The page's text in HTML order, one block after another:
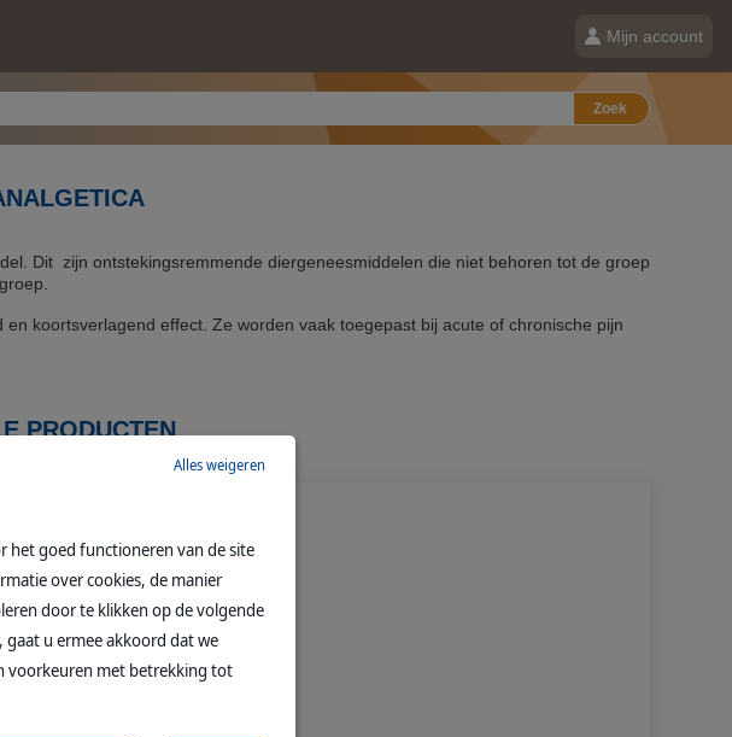
Mijn account
Zoek
Dit zijn ontstekingsremmende diergeneesmiddelen die niet behoren tot de groep
koortsverlagend effect. Ze worden vaak toegepast bij acute of chronische pijn
PRODUCTEN
het goed functioneren van de site
over cookies, de manier
door te klikken op de volgende
gaat u ermee akkoord dat we
voorkeuren met betrekking tot
Alles weigeren